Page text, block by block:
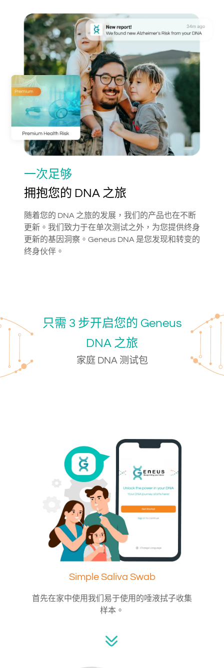
一次足够
拥抱您的 DNA 之旅
随着您的 DNA 之旅的发展，我们的产品也在不断
更新。我们致力于在单次测试之外，为您提供终身
更新的基因洞察。Geneus DNA 是您发现和转变的
终身伙伴。
只需 3 步开启您的 Geneus
DNA 之旅
家庭 DNA 测试包
Simple Saliva Swab
首先在家中使用我们易于使用的唾液拭子收集
样本。